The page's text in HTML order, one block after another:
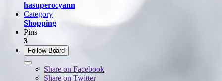
hasuperocyann
Category
Shopping
Pins
3
Follow Board
Share on Facebook
Share on Twitter